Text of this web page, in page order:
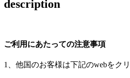
description
ご利用にあたっての注意事項
1、他国のお客様は下記のwebをク